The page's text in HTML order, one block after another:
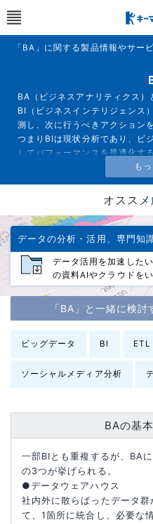
「BA」に関する製品情報やサー
BA（ビジネスアナリティクス
BI（ビジネスインテリジェンス
測し、次に行うべきアクション
つまりBIは現状分析であり、ビ
してパフォーマンスを最適化す
析であり、データマイニングを
を最適化することで意思決定の
オスス
データ活用を加速した
の資料AIやクラウドを
「BA」と一緒に検
ビッグデータ BI ETL
ソーシャルメディア分析
BAの基
一部BIとも重複するが、BA
の3つが挙げられる。
●データウェアハウス
社内外に散らばったデータ
て、1箇所に統合し、必要な